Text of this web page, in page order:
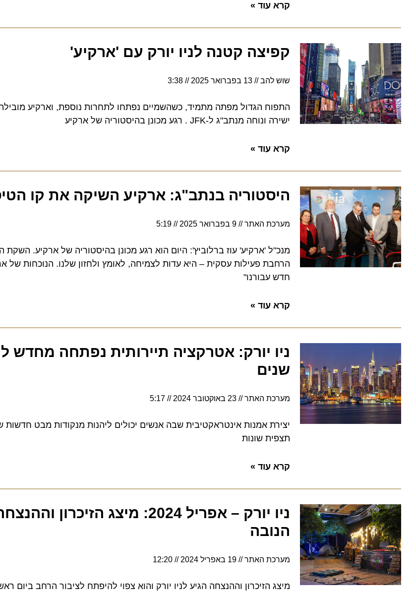
קרא עוד »
קפיצה קטנה לניו יורק עם 'ארקיע'
שוש להב 13 בפברואר 2025 3:38
התפוח הגדול מפתה מתמיד, כשהשמיים נפתחו לתחרות נוספת, וארקיע מובילה
ישירה ונוחה מנתב"ג ל-JFK . רגע מכונן בהיסטוריה של ארקיע
קרא עוד »
היסטוריה בנתב"ג: ארקיע השיקה את קו
מערכת האתר 9 בפברואר 2025 5:19
מנכ"ל 'ארקיע' עוז ברלוביץ': היום הוא רגע מכונן בהיסטוריה של ארקיע. השקת הקו
הרחבת פעילות עסקית – היא עדות לצמיחה, לאומץ ולחזון שלנו. הנוכחות של
חדש עבורנו"
קרא עוד »
שנים
מערכת האתר 23 באוקטובר 2024 5:17
יצירת אמנות אינטראקטיבית שבה אנשים יכולים ליהנות מנקודות מבט חדשות של
תצפית שונות
קרא עוד »
ניו יורק – אפריל 2024: מיצג הזיכרון
הנובה
מערכת האתר 19 באפריל 2024 12:20